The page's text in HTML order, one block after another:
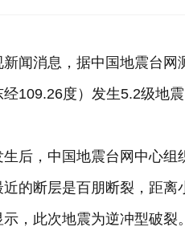
新闻消息，据中国地震台
经109.26度）发生5.2级地
生后，中国地震台网中心组
近的断层是百朋断裂，距
，此次地震为逆冲型破裂。